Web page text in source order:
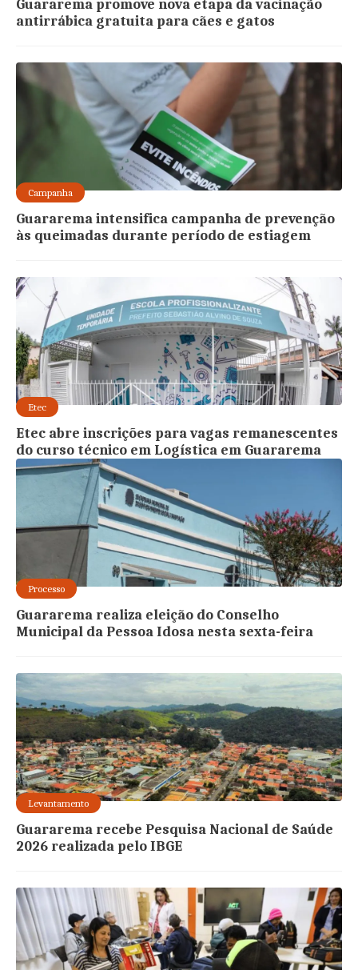
Guararema promove nova etapa da vacinação
antirrábica gratuita para cães e gatos
Campanha
Guararema intensifica campanha de prevenção
às queimadas durante período de estiagem
Etec
Etec abre inscrições para vagas remanescentes
do curso técnico em Logística em Guararema
Processo
Guararema realiza eleição do Conselho
Municipal da Pessoa Idosa nesta sexta-feira
Levantamento
Guararema recebe Pesquisa Nacional de Saúde
2026 realizada pelo IBGE